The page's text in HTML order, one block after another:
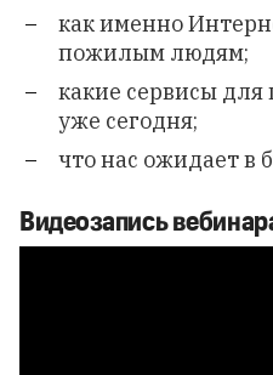
как именно
пожилым людям;
какие сервисы
уже сегодня;
что нас ожидает в
Видеозапись